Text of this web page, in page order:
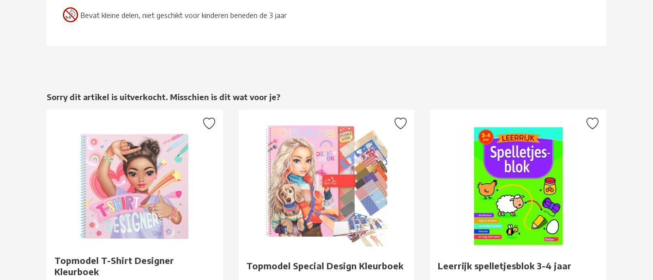
Bevat kleine delen, niet geschikt voor kinderen beneden de 3 jaar
Sorry dit artikel is uitverkocht. Misschien is dit wat voor je?
Topmodel T-Shirt Designer
Kleurboek
Topmodel Special Design Kleurboek Leerrijk spelletjesblok 3-4 jaar